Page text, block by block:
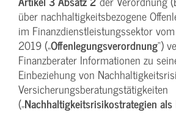
über nachhaltigkeitsbezogene
im Finanzdienstleistungssektor
2019 („Offenlegungsverordnung“)
Finanzberater Informationen zu
Einbeziehung von
Versicherungsberatungstätigkeiten
(„Nachhaltigkeitsrisikostrategien als